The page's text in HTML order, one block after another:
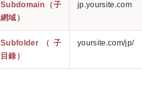
Subdomain（子
網域）
jp.yoursite.com
Subfolder（子
目錄）
yoursite.com/jp/